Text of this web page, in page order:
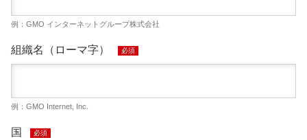
例：GMO インターネットグループ株式会社
組織名（ローマ字） 必須
例：GMO Internet, Inc.
国 必須